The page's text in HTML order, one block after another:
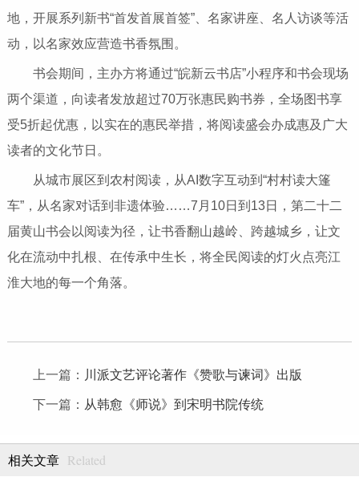
地，开展系列新书“首发首展首签”、名家讲座、名人访谈等活
动，以名家效应营造书香氛围。
书会期间，主办方将通过“皖新云书店”小程序和书会现场
两个渠道，向读者发放超过70万张惠民购书券，全场图书享
受5折起优惠，以实在的惠民举措，将阅读盛会办成惠及广大
读者的文化节日。
从城市展区到农村阅读，从AI数字互动到“村村读大篷
车”，从名家对话到非遗体验……7月10日到13日，第二十二
届黄山书会以阅读为径，让书香翻山越岭、跨越城乡，让文
化在流动中扎根、在传承中生长，将全民阅读的灯火点亮江
淮大地的每一个角落。
上一篇： 川派文艺评论著作《赞歌与谏词》出版
下一篇： 从韩愈《师说》到宋明书院传统
相关文章 Related